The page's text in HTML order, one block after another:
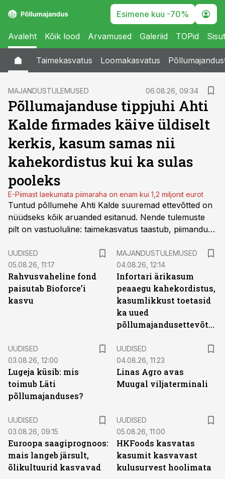
Esimene kuu -70%
Avaleht Kõik lood Arvamused Galeriid TOPid
Taimekasvatus Loomakasvatus
MAJANDUSTULEMUSED 06.08.26, 09:34
Põllumajanduse tippjuhi Ahti
Kalde firmades käive üldiselt
kerkis, kasum samas nii
kahekordistus kui ka sulas
pooleks
E-Piimast laekumata piimaraha on enam kui 1,2 miljonit eurot
Tuntud põllumehe Ahti Kalde suuremad ettevõtted on
nüüdseks kõik aruanded esitanud. Nende tulemuste
pilt on vastuoluline: taimekasvatus taastub, piimandus
UUDISED
05.08.26, 11:17
Rahvusvaheline fond
paisutab Bioforce’i
kasvu
MAJANDUSTULEMUSED
04.08.26, 12:14
Infortari ärikasum
peaaegu kahekordistus,
kasumlikkust toetasid
ka uued
põllumajandusettevõtted
UUDISED
03.08.26, 12:00
Lugeja küsib: mis
toimub Läti
põllumajanduses?
UUDISED
04.08.26, 11:23
Linas Agro avas
Muugal viljaterminali
UUDISED
03.08.26, 09:15
Euroopa saagiprognoos:
mais langeb järsult,
õlikultuurid kasvavad
UUDISED
05.08.26, 11:00
HKFoods kasvatas
kasumit kasvavast
kulusurvest hoolimata